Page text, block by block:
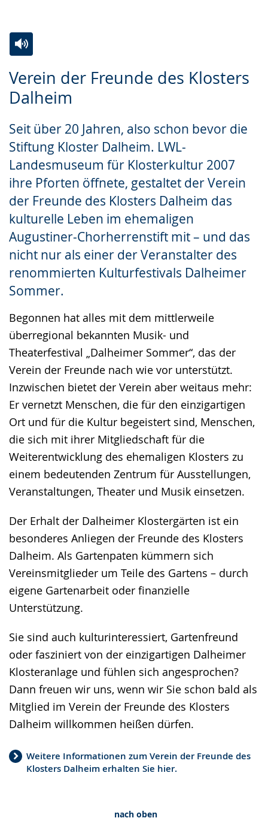
Verein der Freunde des Klosters
Dalheim
Seit über 20 Jahren, also schon bevor die
Stiftung Kloster Dalheim. LWL-
Landesmuseum für Klosterkultur 2007
ihre Pforten öffnete, gestaltet der Verein
der Freunde des Klosters Dalheim das
kulturelle Leben im ehemaligen
Augustiner-Chorherrenstift mit – und das
nicht nur als einer der Veranstalter des
renommierten Kulturfestivals Dalheimer
Sommer.
Begonnen hat alles mit dem mittlerweile
überregional bekannten Musik- und
Theaterfestival „Dalheimer Sommer“, das der
Verein der Freunde nach wie vor unterstützt.
Inzwischen bietet der Verein aber weitaus mehr:
Er vernetzt Menschen, die für den einzigartigen
Ort und für die Kultur begeistert sind, Menschen,
die sich mit ihrer Mitgliedschaft für die
Weiterentwicklung des ehemaligen Klosters zu
einem bedeutenden Zentrum für Ausstellungen,
Veranstaltungen, Theater und Musik einsetzen.
Der Erhalt der Dalheimer Klostergärten ist ein
besonderes Anliegen der Freunde des Klosters
Dalheim. Als Gartenpaten kümmern sich
Vereinsmitglieder um Teile des Gartens – durch
eigene Gartenarbeit oder finanzielle
Unterstützung.
Sie sind auch kulturinteressiert, Gartenfreund
oder fasziniert von der einzigartigen Dalheimer
Klosteranlage und fühlen sich angesprochen?
Dann freuen wir uns, wenn wir Sie schon bald als
Mitglied im Verein der Freunde des Klosters
Dalheim willkommen heißen dürfen.
Weitere Informationen zum Verein der Freunde des
Klosters Dalheim erhalten Sie hier.
Leichten
Sprache
Audio-
Unterstützung.
Video
in
Gebärdensprache
wird
angezeigt.
nach oben